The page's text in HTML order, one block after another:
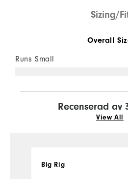
Sizing/
Overall
Runs Small
Recenserad av
View All
Big Rig